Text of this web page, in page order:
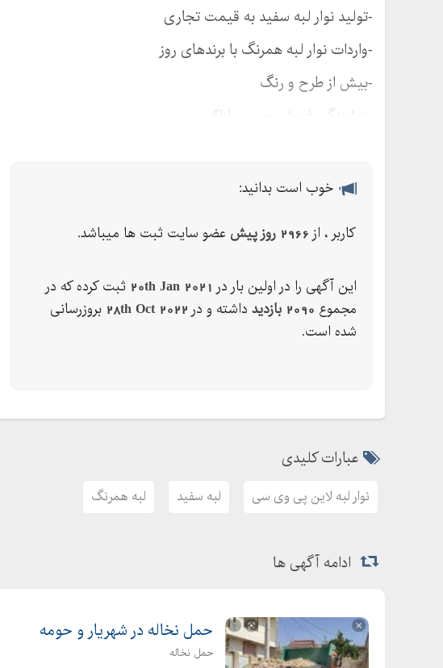
-تولید نوار لبه سفید به قیمت تجاری
-واردات نوار لبه همرنگ با برندهای روز
-بیش از طرح و رنگ
-نمایندگی فروش چسب پاراکس
خوب است بدانید:
کاربر ، از 2966 روز پیش عضو سایت ثبت ها میباشد.
این آگهی را در اولین بار در 20th Jan 2021 ثبت کرده که در
مجموع 2090 بازدید داشته و در 28th Oct 2022 بروزرسانی
شده است.
عبارات کلیدی
نوار لبه لاین پی وی سی لبه سفید لبه همرنگ
ادامه آگهی ها
حمل نخاله در شهریار و حومه
حمل نخاله